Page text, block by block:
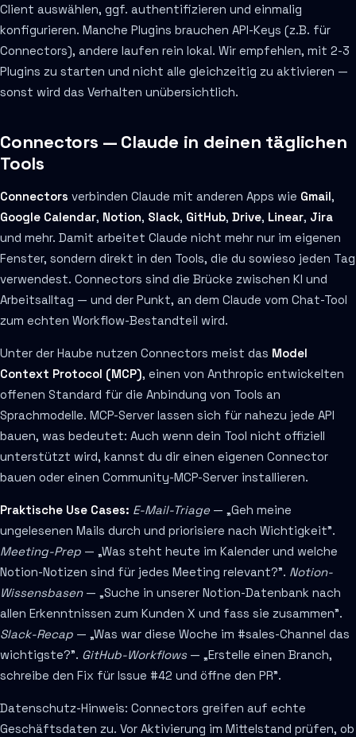
Client auswählen, ggf. authentifizieren und einmalig
konfigurieren. Manche Plugins brauchen API-Keys (z.B. für
Connectors), andere laufen rein lokal. Wir empfehlen, mit 2-3
Plugins zu starten und nicht alle gleichzeitig zu aktivieren —
sonst wird das Verhalten unübersichtlich.
Connectors — Claude in deinen täglichen
Tools
Connectors verbinden Claude mit anderen Apps wie Gmail,
Google Calendar, Notion, Slack, GitHub, Drive, Linear, Jira
und mehr. Damit arbeitet Claude nicht mehr nur im eigenen
Fenster, sondern direkt in den Tools, die du sowieso jeden Tag
verwendest. Connectors sind die Brücke zwischen KI und
Arbeitsalltag — und der Punkt, an dem Claude vom Chat-Tool
zum echten Workflow-Bestandteil wird.
Unter der Haube nutzen Connectors meist das Model
Context Protocol (MCP), einen von Anthropic entwickelten
offenen Standard für die Anbindung von Tools an
Sprachmodelle. MCP-Server lassen sich für nahezu jede API
bauen, was bedeutet: Auch wenn dein Tool nicht offiziell
unterstützt wird, kannst du dir einen eigenen Connector
bauen oder einen Community-MCP-Server installieren.
Praktische Use Cases: E-Mail-Triage — „Geh meine
ungelesenen Mails durch und priorisiere nach Wichtigkeit".
Meeting-Prep — „Was steht heute im Kalender und welche
Notion-Notizen sind für jedes Meeting relevant?". Notion-
Wissensbasen— „Suche in unserer Notion-Datenbank nach
allen Erkenntnissen zum Kunden X und fass sie zusammen".
Slack-Recap — „Was war diese Woche im #sales-Channel das
wichtigste?". GitHub-Workflows— „Erstelle einen Branch,
schreibe den Fix für Issue #42 und öffne den PR".
Datenschutz-Hinweis: Connectors greifen auf echte
Geschäftsdaten zu. Vor Aktivierung im Mittelstand prüfen, ob